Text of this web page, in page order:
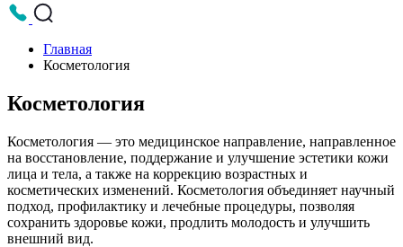
Главная
Косметология
Косметология
Косметология — это медицинское направление, направленное
на восстановление, поддержание и улучшение эстетики кожи
лица и тела, а также на коррекцию возрастных и
косметических изменений. Косметология объединяет научный
подход, профилактику и лечебные процедуры, позволяя
сохранить здоровье кожи, продлить молодость и улучшить
внешний вид.